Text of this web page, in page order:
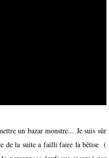
un bazar monstre... Je suis sûr
de la suite a failli faire la bêtise (